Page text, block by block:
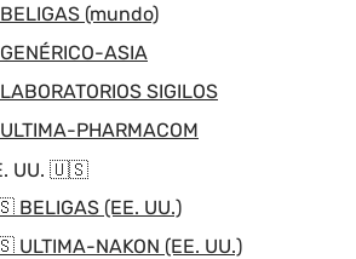
(mundo)
ASIA
SIGILOS
PHARMACOM
UU. 🇺🇸
(EE. UU.)
NAKON (EE. UU.)